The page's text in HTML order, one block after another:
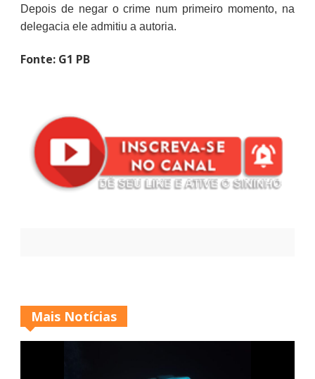
Depois de negar o crime num primeiro momento, na
delegacia ele admitiu a autoria.
Fonte: G1 PB
Mais Notícias